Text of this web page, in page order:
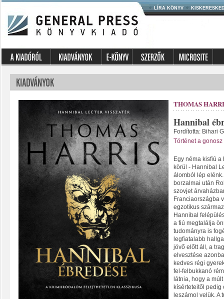
LÍRA KÖNYV
THOMAS
Hannibal
Fordította: Bihari
Történet a
Egy néma kisfiú
körül - Hannibal
álomból lép
borzalmai után
szovjet
Franciaországba
egzotikus
Hannibal
a fiú megtalálja
tudományra is
legfiatalabb
jövő előtt áll, a
elvesztése
kedves régi
fel-felbukkanó
látnia, hogy a
kísérteteitől pedig
leszámol velük. A